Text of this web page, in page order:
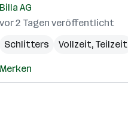
Billa AG
vor 2 Tagen veröffentlicht
Schlitters
Vollzeit, Teilzeit
Merken